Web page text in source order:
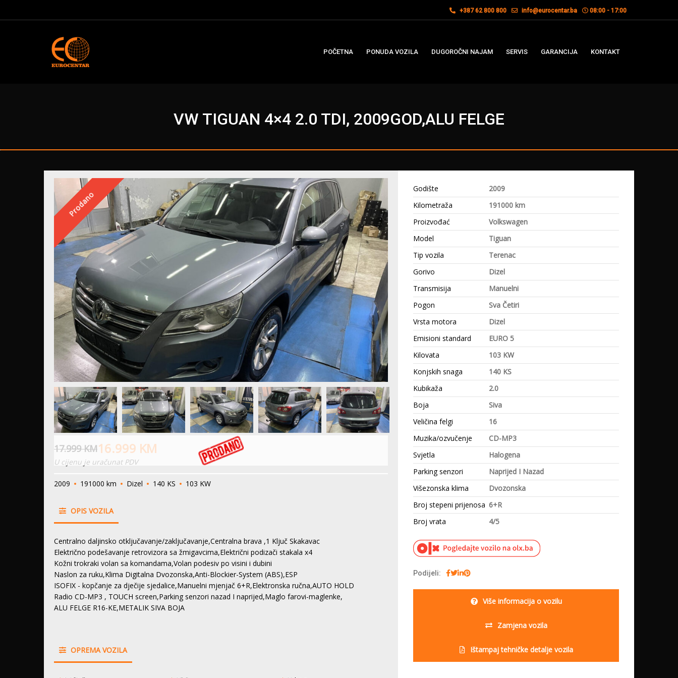
+387 62 800 800 info@eurocentar.ba 08:00 - 17:00
POČETNA PONUDA VOZILA DUGOROČNI NAJAM SERVIS GARANCIJA KONTAKT
VW TIGUAN 4×4 2.0 TDI, 2009GOD,ALU FELGE
Prodano
17.999KM16.999 KM
U cijenu je uračunat PDV
2009 191000 km Dizel 140 KS 103 KW
OPIS VOZILA
Centralno daljinsko otključavanje/zaključavanje,Centralna brava ,1 Ključ Skakavac
Električno podešavanje retrovizora sa žmigavcima,Električni podizači stakala x4
Kožni trokraki volan sa komandama,Volan podesiv po visini i dubini
Naslon za ruku,Klima Digitalna Dvozonska,Anti-Blockier-System (ABS),ESP
ISOFIX - kopčanje za dječije sjedalice,Manuelni mjenjač 6+R,Elektronska ručna,AUTO HOLD
Radio CD-MP3 , TOUCH screen,Parking senzori nazad I naprijed,Maglo farovi-maglenke,
ALU FELGE R16-KE,METALIK SIVA BOJA
OPREMA VOZILA
Godište
2009
Kilometraža
191000 km
Proizvođać
Volkswagen
Model
Tiguan
Tip vozila
Terenac
Gorivo
Dizel
Transmisija
Manuelni
Pogon
Sva Četiri
Vrsta motora
Dizel
Emisioni standard
EURO 5
Kilovata
103 KW
Konjskih snaga
140 KS
Kubikaža
2.0
Boja
Siva
Veličina felgi
16
Muzika/ozvučenje
CD-MP3
Svjetla
Halogena
Parking senzori
Naprijed I Nazad
Višezonska klima
Dvozonska
Broj stepeni prijenosa 6+R
Broj vrata
4/5
Podijeli:
Više informacija o vozilu
Zamjena vozila
Ištampaj tehničke detalje vozila